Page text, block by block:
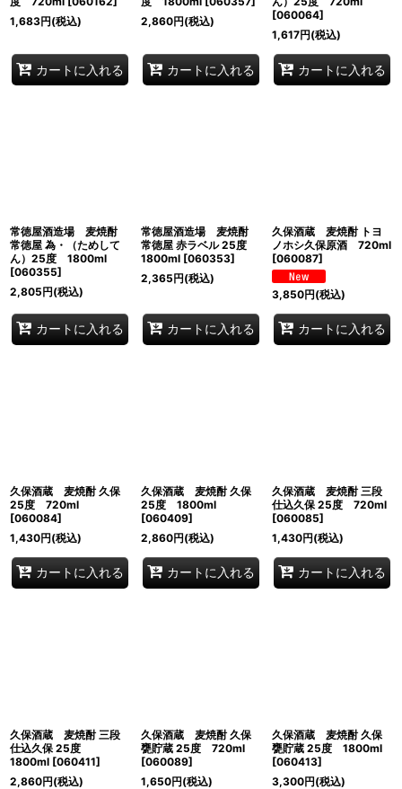
1,683円(税込)
カートに入れる
2,860円(税込)
カートに入れる
[060064]
1,617円(税込)
カートに入れる
常徳屋酒造場 麦焼酎
常徳屋 為・（ためして
ん）25度 1800ml
[060355]
2,805円(税込)
カートに入れる
常徳屋酒造場 麦焼酎
常徳屋 赤ラベル 25度
1800ml [060353]
2,365円(税込)
カートに入れる
久保酒蔵 麦焼酎 トヨ
ノホシ久保原酒 720ml
[060087]
3,850円(税込)
カートに入れる
久保酒蔵 麦焼酎 久保
25度 720ml
[060084]
1,430円(税込)
カートに入れる
久保酒蔵 麦焼酎 久保
25度 1800ml
[060409]
2,860円(税込)
カートに入れる
久保酒蔵 麦焼酎 三段
仕込久保 25度 720ml
[060085]
1,430円(税込)
カートに入れる
久保酒蔵 麦焼酎 三段
仕込久保 25度
1800ml [060411]
2,860円(税込)
久保酒蔵 麦焼酎 久保
甕貯蔵 25度 720ml
[060089]
1,650円(税込)
久保酒蔵 麦焼酎 久保
甕貯蔵 25度 1800ml
[060413]
3,300円(税込)